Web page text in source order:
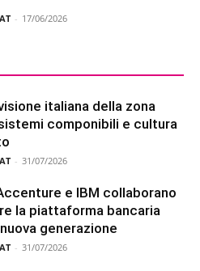
- 17/06/2026
italiana della zona
componibili e cultura
- 31/07/2026
e IBM collaborano
la piattaforma bancaria
generazione
- 31/07/2026